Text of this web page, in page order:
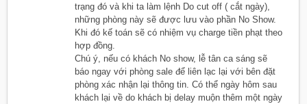
trạng đó và khi ta làm lệnh Do cut off ( cắt ngày),
những phòng này sẽ được lưu vào phần No Show.
Khi đó kế toán sẽ có nhiệm vụ charge tiền phạt theo
hợp đồng.
Chú ý, nếu có khách No show, lễ tân ca sáng sẽ
báo ngay với phòng sale để liên lạc lại với bên đặt
phòng xác nhận lại thông tin. Có thể ngày hôm sau
khách lại về do khách bị delay muộn thêm một ngày